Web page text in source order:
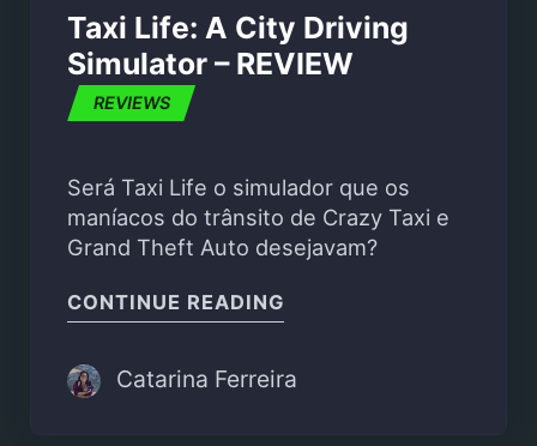
Taxi Life: A City Driving
Simulator – REVIEW
REVIEWS
Será Taxi Life o simulador que os
maníacos do trânsito de Crazy Taxi e
Grand Theft Auto desejavam?
CONTINUE READING
Catarina Ferreira